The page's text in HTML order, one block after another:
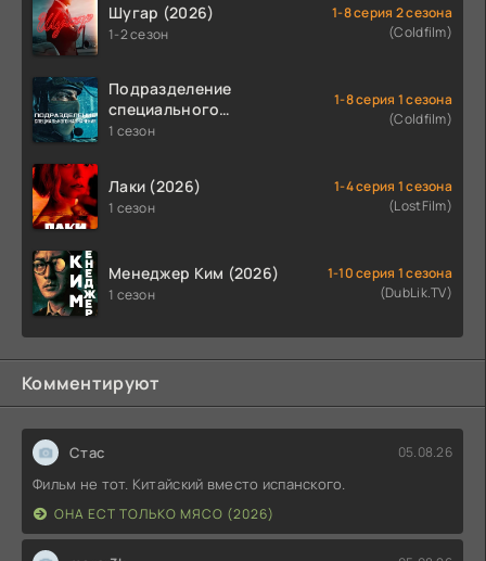
Шугар (2026)
1-2 сезон
1-8 серия 2 сезона
(Coldfilm)
Подразделение
специального
назначения (2026)
1 сезон
1-8 серия 1 сезона
(Coldfilm)
Лаки (2026)
1 сезон
1-4 серия 1 сезона
(LostFilm)
Менеджер Ким (2026)
1 сезон
1-10 серия 1 сезона
(DubLik.TV)
Комментируют
Стас 05.08.26
Фильм не тот. Китайский вместо испанского.
ОНА ЕСТ ТОЛЬКО МЯСО (2026)